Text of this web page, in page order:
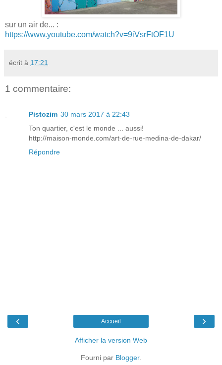
sur un air de... :
https://www.youtube.com/watch?v=9iVsrFtOF1U
écrit à 17:21
1 commentaire:
Pistozim 30 mars 2017 à 22:43
Ton quartier, c'est le monde ... aussi!
http://maison-monde.com/art-de-rue-medina-de-dakar/
Répondre
‹ ›
Accueil
Afficher la version Web
Fourni par Blogger.